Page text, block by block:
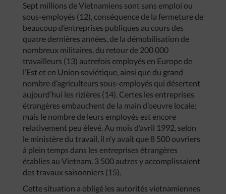
Sept millions de Vietnamiens sont sans emploi ou
sous-employés (12), conséquence de la fermeture de
beaucoup d’entreprises publiques au cours des
quatre dernières années, de la démobilisation de
nombreux militaires, du retour de 200 000
travailleurs (13) autrefois employés en Europe de
l’Est et en Union soviétique, ainsi que du grand
nombre d’agriculteurs sous-employés qui désertent
aujourd’hui les rizières (14). Certes les entreprises
étrangères embauchent de la main d’oeuvre locale;
mais le nombre de leurs employés est encore
relativement peu élevé. Au mois d’avril 1992, selon
le ministère du travail, il n’y avait que 8 500 ouvriers
à plein temps dans les entreprises étrangères
établies au Vietnam. 3 500 autres y accomplissaient
des travaux saisonniers (15).
Cette situation a obligé les autorités vietnamiennes